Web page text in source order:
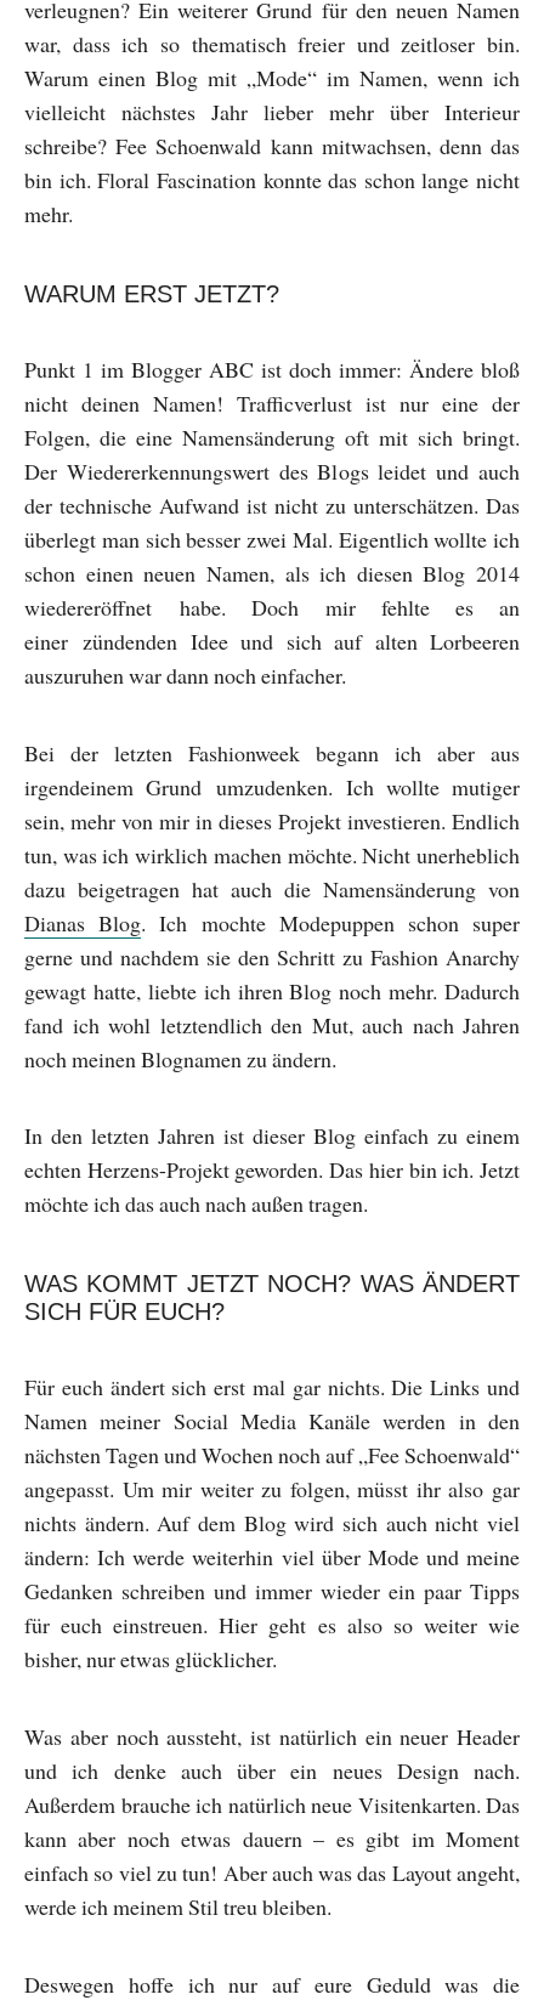
verleugnen? Ein weiterer Grund für den neuen Namen
war, dass ich so thematisch freier und zeitloser bin.
Warum einen Blog mit „Mode“ im Namen, wenn ich
vielleicht nächstes Jahr lieber mehr über Interieur
schreibe? Fee Schoenwald kann mitwachsen, denn das
bin ich. Floral Fascination konnte das schon lange nicht
mehr.
WARUM ERST JETZT?
Punkt 1 im Blogger ABC ist doch immer: Ändere bloß
nicht deinen Namen! Trafficverlust ist nur eine der
Folgen, die eine Namensänderung oft mit sich bringt.
Der Wiedererkennungswert des Blogs leidet und auch
der technische Aufwand ist nicht zu unterschätzen. Das
überlegt man sich besser zwei Mal. Eigentlich wollte ich
schon einen neuen Namen, als ich diesen Blog 2014
wiedereröffnet habe. Doch mir fehlte es an
einer zündenden Idee und sich auf alten Lorbeeren
auszuruhen war dann noch einfacher.
Bei der letzten Fashionweek begann ich aber aus
irgendeinem Grund umzudenken. Ich wollte mutiger
sein, mehr von mir in dieses Projekt investieren. Endlich
tun, was ich wirklich machen möchte. Nicht unerheblich
dazu beigetragen hat auch die Namensänderung von
Dianas Blog. Ich mochte Modepuppen schon super
gerne und nachdem sie den Schritt zu Fashion Anarchy
gewagt hatte, liebte ich ihren Blog noch mehr. Dadurch
fand ich wohl letztendlich den Mut, auch nach Jahren
noch meinen Blognamen zu ändern.
In den letzten Jahren ist dieser Blog einfach zu einem
echten Herzens-Projekt geworden. Das hier bin ich. Jetzt
möchte ich das auch nach außen tragen.
WAS KOMMT JETZT NOCH? WAS ÄNDERT
SICH FÜR EUCH?
Für euch ändert sich erst mal gar nichts. Die Links und
Namen meiner Social Media Kanäle werden in den
nächsten Tagen und Wochen noch auf „Fee Schoenwald“
angepasst. Um mir weiter zu folgen, müsst ihr also gar
nichts ändern. Auf dem Blog wird sich auch nicht viel
ändern: Ich werde weiterhin viel über Mode und meine
Gedanken schreiben und immer wieder ein paar Tipps
für euch einstreuen. Hier geht es also so weiter wie
bisher, nur etwas glücklicher.
Was aber noch aussteht, ist natürlich ein neuer Header
und ich denke auch über ein neues Design nach.
Außerdem brauche ich natürlich neue Visitenkarten. Das
kann aber noch etwas dauern – es gibt im Moment
einfach so viel zu tun! Aber auch was das Layout angeht,
werde ich meinem Stil treu bleiben.
Deswegen hoffe ich nur auf eure Geduld was die